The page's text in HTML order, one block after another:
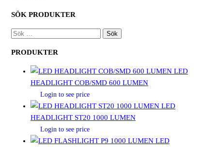
SÖK PRODUKTER
SÖK
PRODUKTER
LED
HEADLIGHT COB/SMD 600 LUMEN
Login to see price
LED
HEADLIGHT ST20 1000 LUMEN
Login to see price
LED